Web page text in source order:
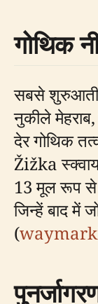
गोथिक
सबसे शुरुआती
नुकीले
देर गोथिक
Žižka
13 मूल रूप से
जिन्हें बाद में
(